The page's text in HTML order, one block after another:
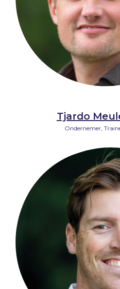
Tjardo
Ondernemer,